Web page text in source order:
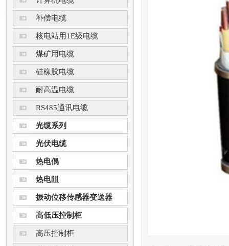
补偿电缆
核电站用1E级电缆
煤矿用电缆
硅橡胶电缆
耐高温电缆
RS485通讯电缆
光缆系列
光伏电缆
热电偶
热电阻
振动位移传感器变送器
高低压控制柜
高压控制柜